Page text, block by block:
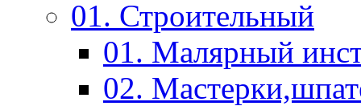
01. Строительный
01. Малярный
02.